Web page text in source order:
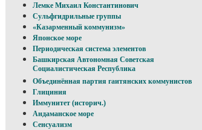
Лемке Михаил Константинович
Сульфгидрильные группы
«Казарменный коммунизм»
Японское море
Периодическая система элементов
Башкирская Автономная Советская
Социалистическая Республика
Объединённая партия гаитянских коммунистов
Глициния
Иммунитет (историч.)
Андаманское море
Сенсуализм